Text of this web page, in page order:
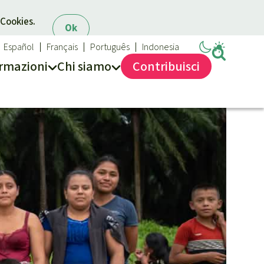
Ok
rmazioni Chi siamo
Salviamo la Foresta
Chi siamo
40 anni di Salviamo la Foresta
Contattaci
Trasparenza
Sede legale
Español Français Português Indonesia
Contribuisci
Massimo impegno per